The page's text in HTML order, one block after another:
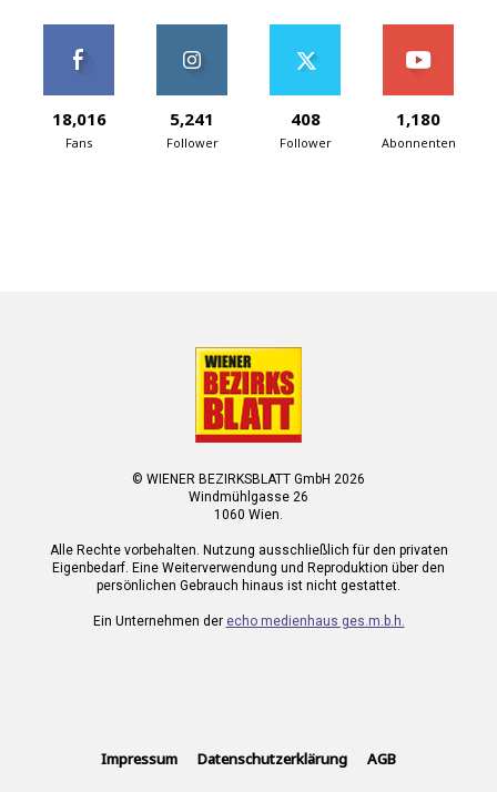
18,016
Fans
5,241
Follower
408
Follower
1,180
Abonnenten
© WIENER BEZIRKSBLATT GmbH 2026
Windmühlgasse 26
1060 Wien.
Alle Rechte vorbehalten. Nutzung ausschließlich für den privaten
Eigenbedarf. Eine Weiterverwendung und Reproduktion über den
persönlichen Gebrauch hinaus ist nicht gestattet.
Ein Unternehmen der echo medienhaus ges.m.b.h.
Impressum Datenschutzerklärung AGB